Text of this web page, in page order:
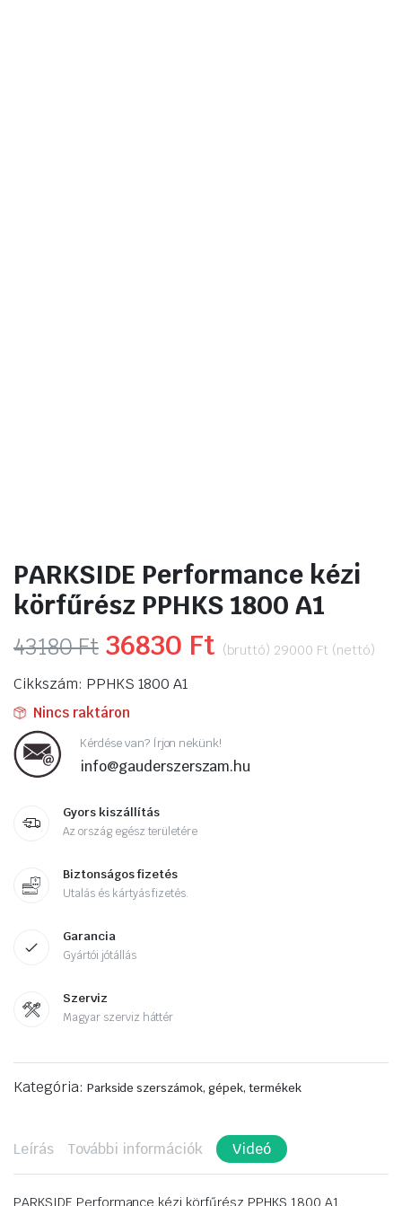
PARKSIDE Performance kézi
körfűrész PPHKS 1800 A1
43180Ft Original
price
was:
43180 Ft.
36830 Ft Current
36830 Ft.
(bruttó) 29000 Ft (nettó)
Cikkszám: PPHKS 1800 A1
Nincs raktáron
Kérdése van? Írjon nekünk!
info@gauderszerszam.hu
Gyors kiszállítás
Az ország egész területére
Biztonságos fizetés
Utalás és kártyás fizetés.
Garancia
Gyártói jótállás
Szerviz
Magyar szerviz háttér
Kategória: Parkside szerszámok, gépek, termékek
Leírás További információk Videó
PARKSIDE Performance kézi körfűrész PPHKS 1800 A1